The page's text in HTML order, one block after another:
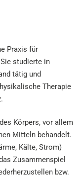
Praxis für
studierte in
tätig und
Therapie
Körpers, vor allem
Mitteln behandelt.
Kälte, Strom)
Zusammenspiel
bzw.